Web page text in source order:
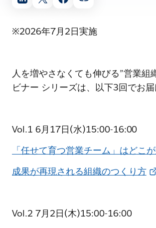
※2026年7月2日実施
人を増やさなくても伸びる”営業組
ビナー シリーズは、以下3回でお届
Vol.1 6月17日(水)15:00-16:00
「任せて育つ営業チーム」はどこ
成果が再現される組織のつくり方
Vol.2 7月2日(木)15:00-16:00